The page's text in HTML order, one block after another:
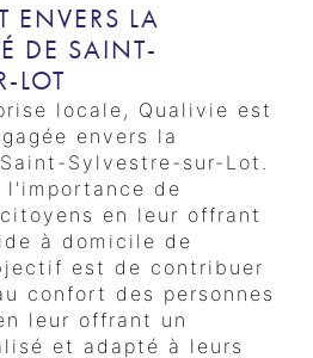
ENVERS LA
DE SAINT-
LOT
locale, Qualivie est
envers la
Sylvestre-sur-Lot.
l'importance de
en leur offrant
à domicile de
est de contribuer
confort des personnes
leur offrant un
et adapté à leurs